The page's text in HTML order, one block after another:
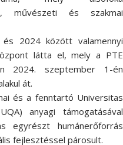
művészeti és szakmai
2024 között valamennyi
látta el, mely a PTE
2024. szeptember 1-én
át.
és a fenntartó Universitas
anyagi támogatásával
egyrészt humánerőforrás
fejlesztéssel párosult.